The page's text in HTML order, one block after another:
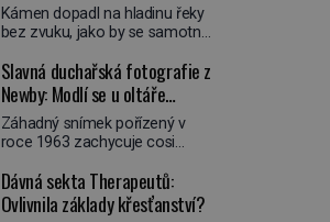
Kámen dopadl na hladinu řeky
bez zvuku, jako by se samotná
chlapců bolestně strhl ruku, ale
další úder ho zasáhl dříve, než si
vůbec uvědomil pohyb: tiše,
nelidsky přesně. „Odkud…?“
zachrčel starší student, ale v
kdo by po nich mohl cokoliv
házet. A když se […]
Slavná duchařská fotografie z
Newby: Modlí se u oltáře
přízračný mnich?
Záhadný snímek pořízený v
roce 1963 zachycuje cosi
poloprůhledná postava stojící u
oltáře je duch mnicha ze 16.
století s bílým závojem přes
Dávná sekta Therapeutů:
Ovlivnila základy křesťanství?